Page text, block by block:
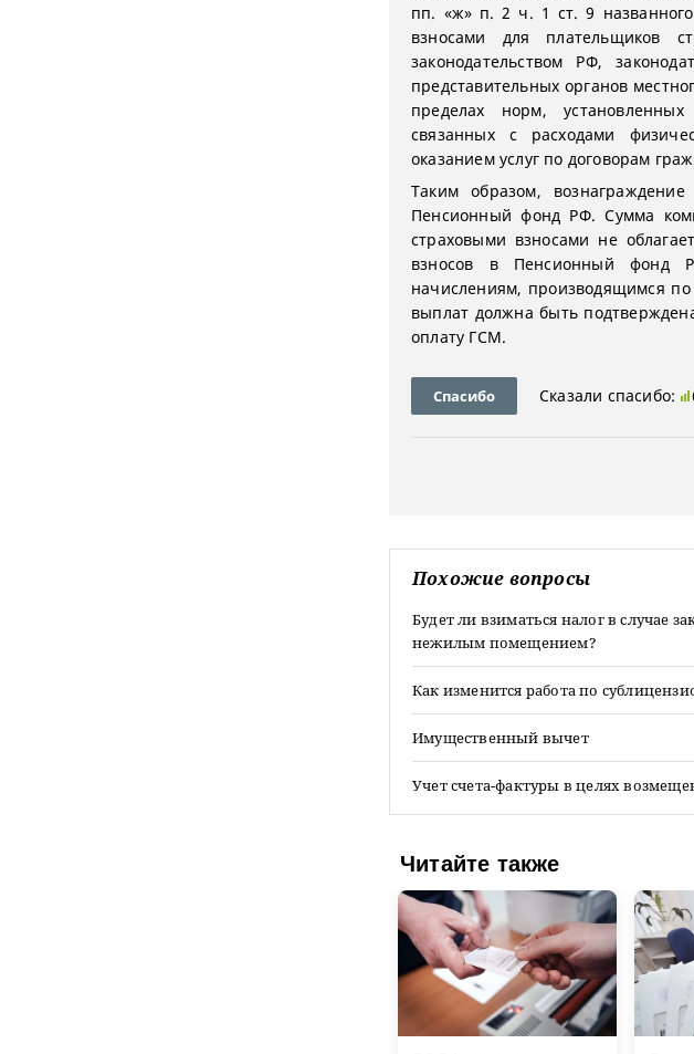
пп. «ж» п. 2 ч. 1 ст. 9
взносами для плательщиков
законодательством РФ,
представительных органов
пределах норм,
связанных с расходами
оказанием услуг по договорам
Таким образом,
Пенсионный фонд РФ. Сумма
страховыми взносами не
взносов в Пенсионный фонд
начислениям, производящимся
выплат должна быть
оплату ГСМ.
Спасибо Сказали спасибо:
Похожие вопросы
Будет ли взиматься налог в случае
нежилым помещением?
Как изменится работа по
Имущественный вычет
Учет счета-фактуры в целях
Читайте также